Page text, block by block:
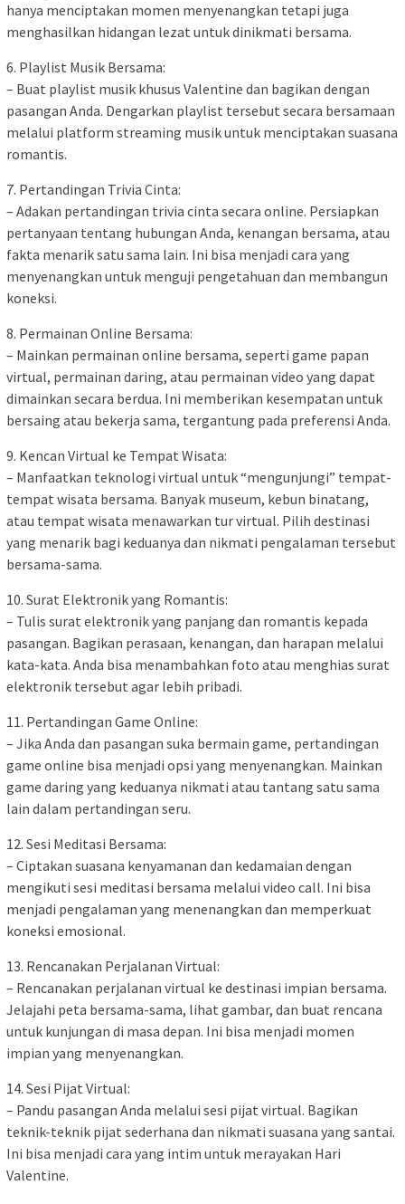
hanya menciptakan momen menyenangkan tetapi juga
menghasilkan hidangan lezat untuk dinikmati bersama.
6. Playlist Musik Bersama:
– Buat playlist musik khusus Valentine dan bagikan dengan
pasangan Anda. Dengarkan playlist tersebut secara bersamaan
melalui platform streaming musik untuk menciptakan suasana
romantis.
7. Pertandingan Trivia Cinta:
– Adakan pertandingan trivia cinta secara online. Persiapkan
pertanyaan tentang hubungan Anda, kenangan bersama, atau
fakta menarik satu sama lain. Ini bisa menjadi cara yang
menyenangkan untuk menguji pengetahuan dan membangun
koneksi.
8. Permainan Online Bersama:
– Mainkan permainan online bersama, seperti game papan
virtual, permainan daring, atau permainan video yang dapat
dimainkan secara berdua. Ini memberikan kesempatan untuk
bersaing atau bekerja sama, tergantung pada preferensi Anda.
9. Kencan Virtual ke Tempat Wisata:
– Manfaatkan teknologi virtual untuk “mengunjungi” tempat-
tempat wisata bersama. Banyak museum, kebun binatang,
atau tempat wisata menawarkan tur virtual. Pilih destinasi
yang menarik bagi keduanya dan nikmati pengalaman tersebut
bersama-sama.
10. Surat Elektronik yang Romantis:
– Tulis surat elektronik yang panjang dan romantis kepada
pasangan. Bagikan perasaan, kenangan, dan harapan melalui
kata-kata. Anda bisa menambahkan foto atau menghias surat
elektronik tersebut agar lebih pribadi.
11. Pertandingan Game Online:
– Jika Anda dan pasangan suka bermain game, pertandingan
game online bisa menjadi opsi yang menyenangkan. Mainkan
game daring yang keduanya nikmati atau tantang satu sama
lain dalam pertandingan seru.
12. Sesi Meditasi Bersama:
– Ciptakan suasana kenyamanan dan kedamaian dengan
mengikuti sesi meditasi bersama melalui video call. Ini bisa
menjadi pengalaman yang menenangkan dan memperkuat
koneksi emosional.
13. Rencanakan Perjalanan Virtual:
– Rencanakan perjalanan virtual ke destinasi impian bersama.
Jelajahi peta bersama-sama, lihat gambar, dan buat rencana
untuk kunjungan di masa depan. Ini bisa menjadi momen
impian yang menyenangkan.
14. Sesi Pijat Virtual:
– Pandu pasangan Anda melalui sesi pijat virtual. Bagikan
teknik-teknik pijat sederhana dan nikmati suasana yang santai.
Ini bisa menjadi cara yang intim untuk merayakan Hari
Valentine.